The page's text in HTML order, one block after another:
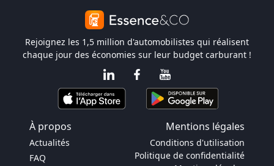
Rejoignez les 1,5 million d'automobilistes qui réalisent
chaque jour des économies sur leur budget carburant !
À propos Mentions légales
Actualités
FAQ
Conditions d'utilisation
Politique de confidentialité